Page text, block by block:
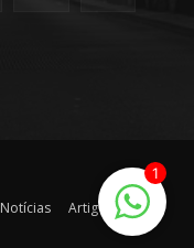
Notícias
Artigos
1